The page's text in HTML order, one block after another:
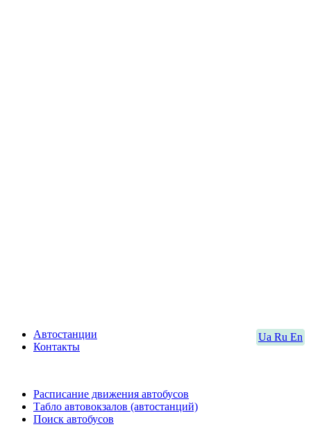
Ua Ru En
Автостанции
Контакты
Расписание движения автобусов
Табло автовокзалов (автостанций)
Поиск автобусов